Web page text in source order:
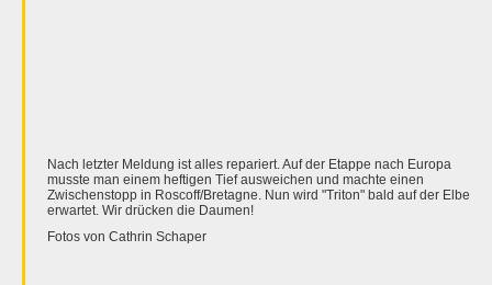
Nach letzter Meldung ist alles repariert. Auf der Etappe nach Europa
musste man einem heftigen Tief ausweichen und machte einen
Zwischenstopp in Roscoff/Bretagne. Nun wird "Triton" bald auf der Elbe
erwartet. Wir drücken die Daumen!
Fotos von Cathrin Schaper